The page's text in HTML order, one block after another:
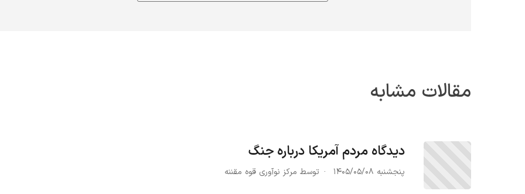
مقالات مشابه
دیدگاه مردم آمریکا درباره جنگ
پنجشنبه ۱۴۰۵/۰۵/۰۸ توسط مرکز نوآوری قوه مقننه